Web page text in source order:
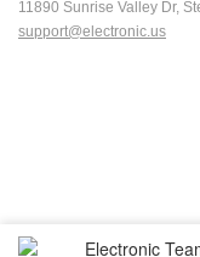
Electronic
11890 Sunrise Valley Dr,
support@electronic.us